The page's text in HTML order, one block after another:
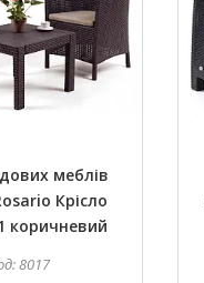
меблів
Крісло
коричневий
8017